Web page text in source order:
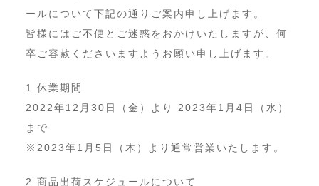
ールについて下記の通りご案内申し上げます。
皆様にはご不便とご迷惑をおかけいたしますが、何
卒ご容赦くださいますようお願い申し上げます。
1.休業期間
2022年12月30日（金）より 2023年1月4日（水）
まで
※2023年1月5日（木）より通常営業いたします。
2.商品出荷スケジュールについて